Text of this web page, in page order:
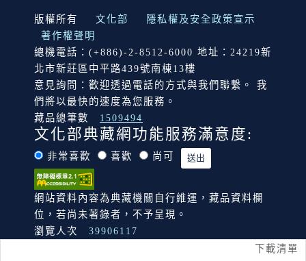
下載清單
:::
版權所有 文化部
隱私權及安全政策宣示
著作權聲明
總機電話：(+886)-2-8512-6000 地址：24219新
北市新莊區中平路439號南棟13樓
意見詢問：歡迎透過電話的方式與我們聯繫。 我
們將以最快的速度為您服務。
藏品總筆數
1509494
文化部典藏網功能服務滿意度:
非常喜歡 喜歡 尚可
網站資料內容為典藏機關自行維運，藏品資料欄
位，若尚未著錄者，不予呈現。
瀏覽人次
39906117